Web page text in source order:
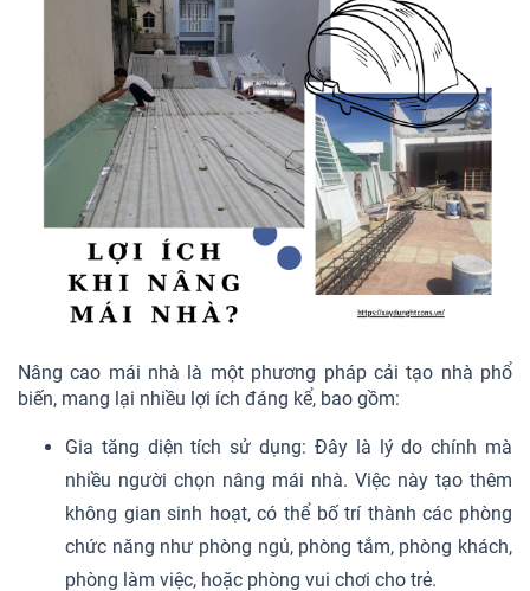
Nâng cao mái nhà là một phương pháp cải tạo nhà phổ
biến, mang lại nhiều lợi ích đáng kể, bao gồm:
Gia tăng diện tích sử dụng: Đây là lý do chính mà
nhiều người chọn nâng mái nhà. Việc này tạo thêm
không gian sinh hoạt, có thể bố trí thành các phòng
chức năng như phòng ngủ, phòng tắm, phòng khách,
phòng làm việc, hoặc phòng vui chơi cho trẻ.